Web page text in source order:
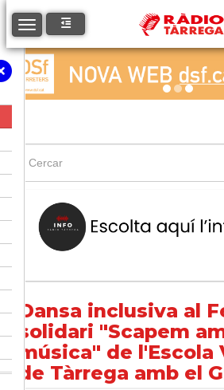
Toggle navigation
Dansa inclusiva al
solidari "Scapem
música" de l'Escola
de Tàrrega amb el